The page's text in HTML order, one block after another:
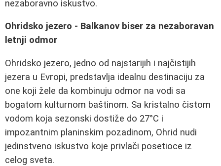
nezaboravno iskustvo.
Ohridsko jezero - Balkanov biser za nezaboravan
letnji odmor
Ohridsko jezero, jedno od najstarijih i najčistijih
jezera u Evropi, predstavlja idealnu destinaciju za
one koji žele da kombinuju odmor na vodi sa
bogatom kulturnom baštinom. Sa kristalno čistom
vodom koja sezonski dostiže do 27°C i
impozantnim planinskim pozadinom, Ohrid nudi
jedinstveno iskustvo koje privlači posetioce iz
celog sveta.